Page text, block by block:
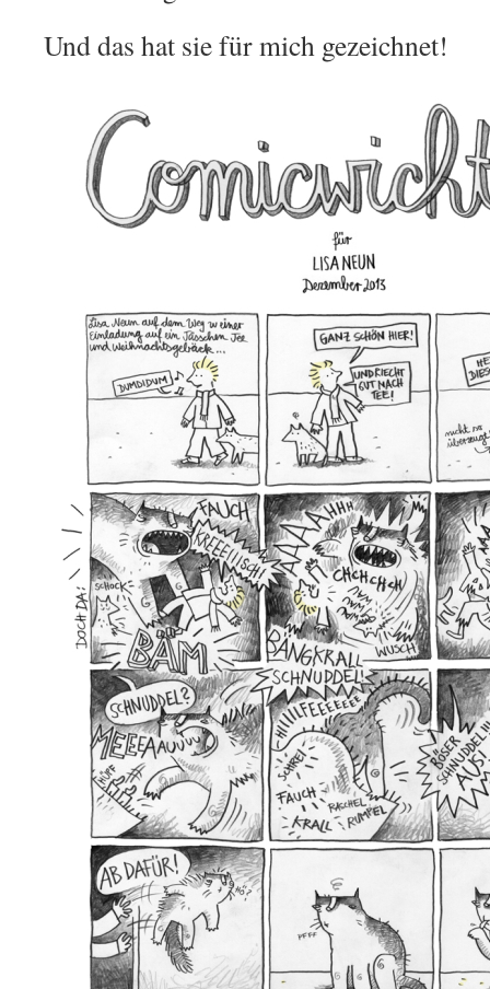
Und das hat sie für mich gezeichnet!